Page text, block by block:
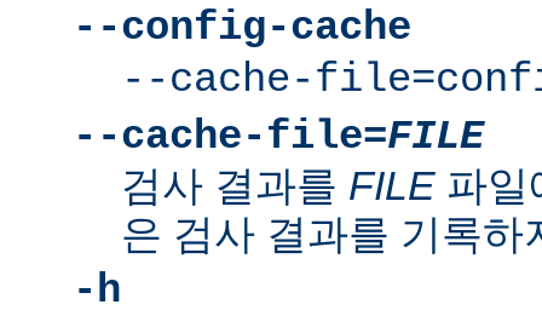
--config-cache
--cache-
--cache-file=FILE
검사 결과를 FILE 파일
은 검사 결과를 기록하
-h